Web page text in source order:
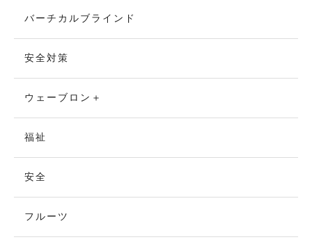
バーチカルブラインド
安全対策
ウェーブロン＋
福祉
安全
フルーツ